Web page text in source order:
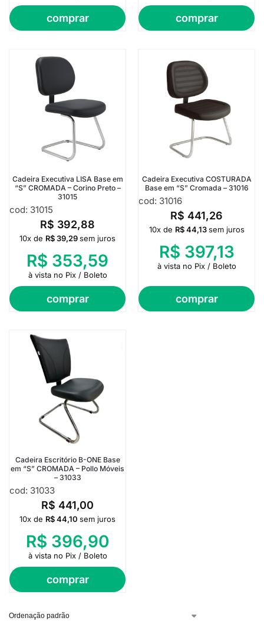
comprar comprar
Cadeira Executiva LISA Base em
“S” CROMADA – Corino Preto –
31015
cod: 31015
R$ 392,88
comprar
10x de R$39,29sem juros
R$ 353,59
à vista no Pix / Boleto
Cadeira Executiva COSTURADA
Base em “S” Cromada – 31016
cod: 31016
R$ 441,26
comprar
10x de R$44,13 sem juros
R$ 397,13
à vista no Pix / Boleto
Cadeira Escritório B-ONE Base
em “S” CROMADA – Pollo Móveis
– 31033
cod: 31033
R$ 441,00
comprar
10x de R$44,10 sem juros
R$ 396,90
à vista no Pix / Boleto